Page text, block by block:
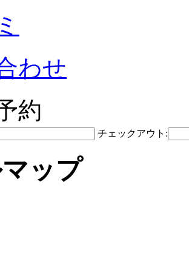
わせ
約
チェックアウト:
ップ